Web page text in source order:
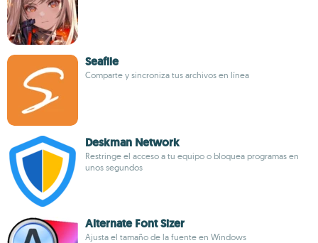
Seafile
Comparte y sincroniza tus archivos en línea
Deskman Network
Restringe el acceso a tu equipo o bloquea programas en
unos segundos
Alternate Font Sizer
Ajusta el tamaño de la fuente en Windows